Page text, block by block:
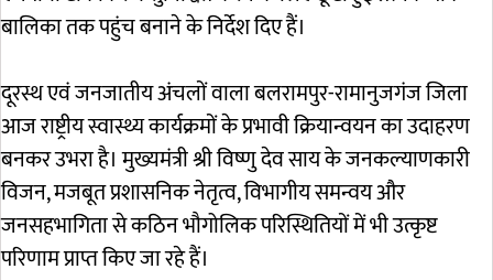
बालिका तक पहुंच बनाने के निर्देश दिए हैं।
दूरस्थ एवं जनजातीय अंचलों वाला बलरामपुर-रामानुजगंज जिला
आज राष्ट्रीय स्वास्थ्य कार्यक्रमों के प्रभावी क्रियान्वयन का उदाहरण
बनकर उभरा है। मुख्यमंत्री श्री विष्णु देव साय के जनकल्याणकारी
विजन, मजबूत प्रशासनिक नेतृत्व, विभागीय समन्वय और
जनसहभागिता से कठिन भौगोलिक परिस्थितियों में भी उत्कृष्ट
परिणाम प्राप्त किए जा रहे हैं।